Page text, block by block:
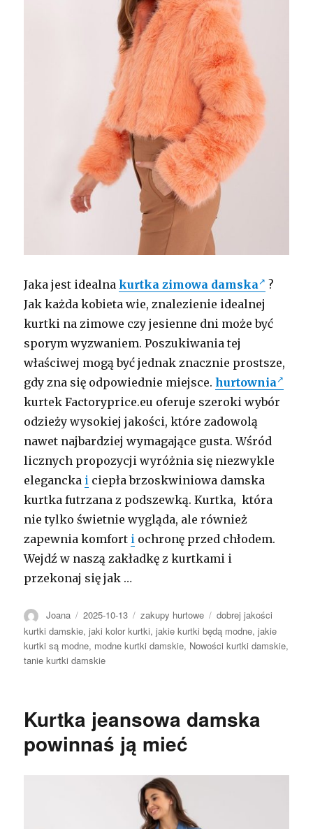
Jaka jest idealnakurtka zimowa damska
?
Jak każda kobieta wie, znalezienie idealnej
kurtki na zimowe czy jesienne dni może być
sporym wyzwaniem. Poszukiwania tej
właściwej mogą być jednak znacznie prostsze,
gdy zna się odpowiednie miejsce.hurtownia
kurtek Factoryprice.eu oferuje szeroki wybór
odzieży wysokiej jakości, które zadowolą
nawet najbardziej wymagające gusta. Wśród
licznych propozycji wyróżnia się niezwykle
elegancka i ciepła brzoskwiniowa damska
kurtka futrzana z podszewką. Kurtka, która
nie tylko świetnie wygląda, ale również
zapewnia komfort i ochronę przed chłodem.
Wejdź w naszą zakładkę z kurtkami i
przekonaj się jak …
Autor
Joana Opublikowano
2025-10-13 Kategorie
zakupy hurtowe Tagi
dobrej jakości
kurtki damskie,jaki kolor kurtki,jakie kurtki będą modne,jakie
kurtki są modne, modne kurtki damskie, Nowości kurtki damskie,
tanie kurtki damskie
Kurtka jeansowa damska
powinnaś ją mieć